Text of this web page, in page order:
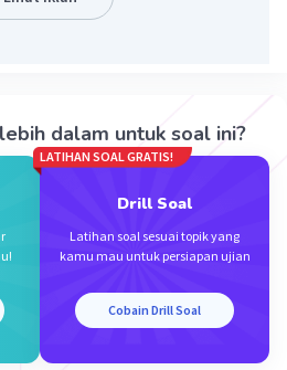
Iklansaluran udara
mm
dalam untuk soal ini?
LATIHAN SOAL GRATIS!
Drill Soal
Latihan soal sesuai topik yang
kamu mau untuk persiapan ujian
Cobain Drill Soal